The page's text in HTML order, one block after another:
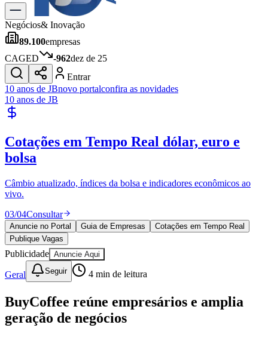
Dia a Dia & Lazer
Gastronomia
Cinema & Shows
JogosNovo
Para Sua Empresa
Publicidade Legal
Política
Esportes
Cultura
Meio Ambiente
Obras
Educação
Bairros de Barueri
Selecione sua região Para notícias da sua região
AldeiaAldeia da SerraAldeia de Barueri
Negócios& Inovação
89.100empresas
CAGED
-962dez de 25
Entrar
10 anos de JBnovo portalconfira as novidades
10 anos de JB
Cotações em Tempo Real dólar, euro e
bolsa
Câmbio atualizado, índices da bolsa e indicadores econômicos ao
vivo.
03/04Consultar
Anuncie no Portal Guia de Empresas
Cotações em Tempo Real
Publique Vagas
Publicidade Anuncie Aqui
Geral Seguir 4 min de leitura
BuyCoffee reúne empresários e amplia
geração de negócios